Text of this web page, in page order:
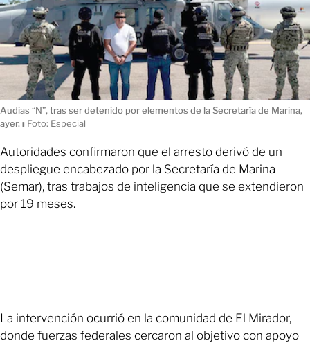
Audias “N”, tras ser detenido por elementos de la Secretaría de Marina,
ayer. ı Foto: Especial
Autoridades confirmaron que el arresto derivó de un
despliegue encabezado por la Secretaría de Marina
(Semar), tras trabajos de inteligencia que se extendieron
por 19 meses.
La intervención ocurrió en la comunidad de El Mirador,
donde fuerzas federales cercaron al objetivo con apoyo